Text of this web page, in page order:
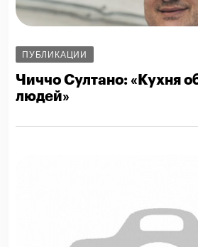
ПУБЛИКАЦИИ
Чиччо Султано: «Кухня
людей»